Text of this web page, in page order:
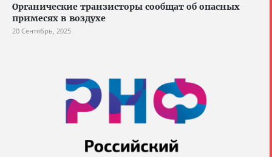
Органические транзисторы сообщат об опасных
примесях в воздухе
20 Сентябрь, 2025